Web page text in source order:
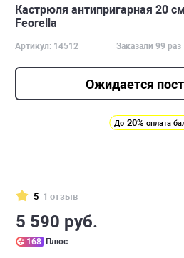
Кастрюля антипригарная 20
Feorella
Артикул: 14512 Заказали 99 раз
Ожидается
До 20% оплата
5 1 отзыв
5 590 руб.
168 Плюс